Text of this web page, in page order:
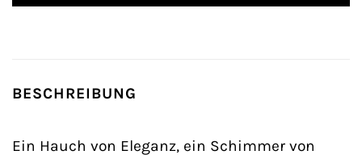
BESCHREIBUNG
Ein Hauch von Eleganz, ein Schimmer von